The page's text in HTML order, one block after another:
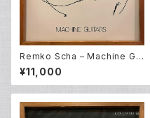
Remko Scha – Machine Gui
tars (LP)
¥11,000